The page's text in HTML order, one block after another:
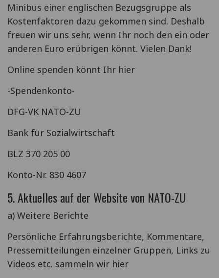
Minibus einer englischen Bezugsgruppe als
Kostenfaktoren dazu gekommen sind. Deshalb
freuen wir uns sehr, wenn Ihr noch den ein oder
anderen Euro erübrigen könnt. Vielen Dank!
Online spenden könnt Ihr hier
-Spendenkonto-
DFG-VK NATO-ZU
Bank für Sozialwirtschaft
BLZ 370 205 00
Konto-Nr. 830 4607
5. Aktuelles auf der Website von NATO-ZU
a) Weitere Berichte
Persönliche Erfahrungsberichte, Kommentare,
Pressemitteilungen einzelner Gruppen, Links zu
Videos etc. sammeln wir hier